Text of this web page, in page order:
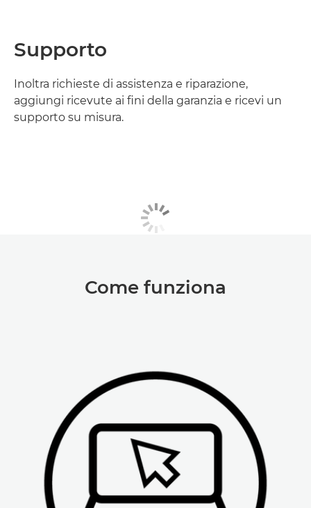
Supporto
Inoltra richieste di assistenza e riparazione,
aggiungi ricevute ai fini della garanzia e ricevi un
supporto su misura.
Come funziona